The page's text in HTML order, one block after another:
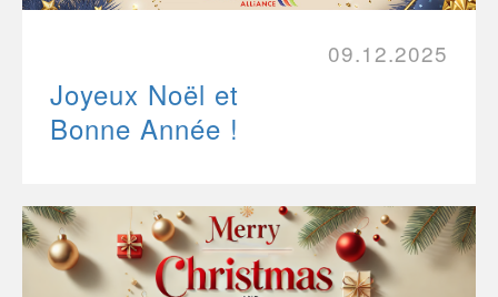
09.12.2025
Joyeux Noël et
Bonne Année !